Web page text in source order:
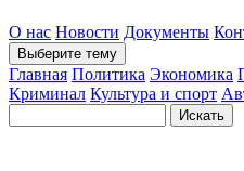
О нас Новости Документы
Выберите тему
Главная Политика Экономика
Криминал Культура и спорт